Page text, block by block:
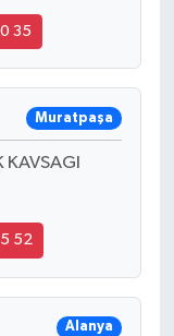
35
Muratpaşa
KAVSAGI
52
Alanya